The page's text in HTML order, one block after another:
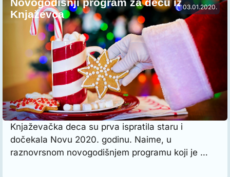
03.01.2020.
Knjaževca
Knjaževačka deca su prva ispratila staru i
dočekala Novu 2020. godinu. Naime, u
raznovrsnom novogodišnjem programu koji je …